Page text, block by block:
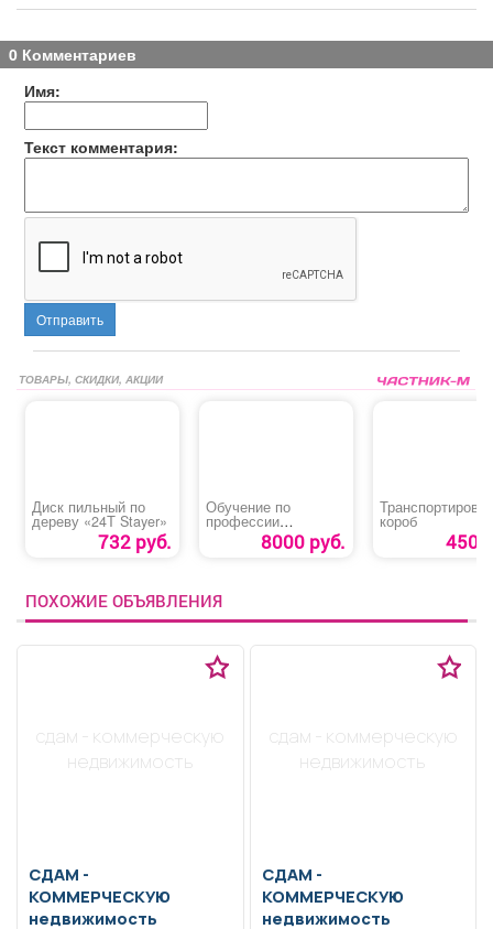
0 Комментариев
Имя:
Текст комментария:
Отправить
ТОВАРЫ, СКИДКИ, АКЦИИ
Диск пильный по
дереву «24Т Stayer»
732 руб.
Обучение по
профессии
«Машинист
автовышки и8000 руб.
короб
450
ПОХОЖИЕ ОБЪЯВЛЕНИЯ
сдам - коммерческую
недвижимость
СДАМ -
КОММЕРЧЕСКУЮ
недвижимость
сдам - коммерческую
недвижимость
СДАМ -
КОММЕРЧЕСКУЮ
недвижимость